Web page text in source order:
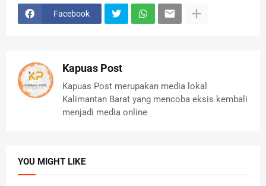
Facebook
Kapuas Post
Kapuas Post merupakan media lokal
Kalimantan Barat yang mencoba eksis kembali
menjadi media online
YOU MIGHT LIKE